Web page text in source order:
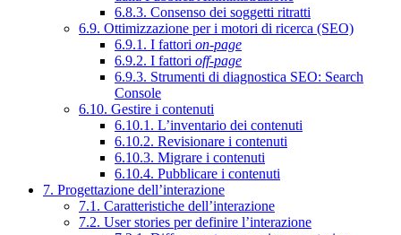
6.8.3. Consenso dei soggetti ritratti
6.9. Ottimizzazione per i motori di ricerca (SEO)
6.9.1. I fattori on-page
6.9.2. I fattori off-page
6.9.3. Strumenti di diagnostica SEO: Search
Console
6.10. Gestire i contenuti
6.10.1. L’inventario dei contenuti
6.10.2. Revisionare i contenuti
6.10.3. Migrare i contenuti
6.10.4. Pubblicare i contenuti
7. Progettazione dell’interazione
7.1. Caratteristiche dell’interazione
7.2. User stories per definire l’interazione